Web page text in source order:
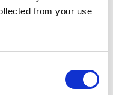
from your use